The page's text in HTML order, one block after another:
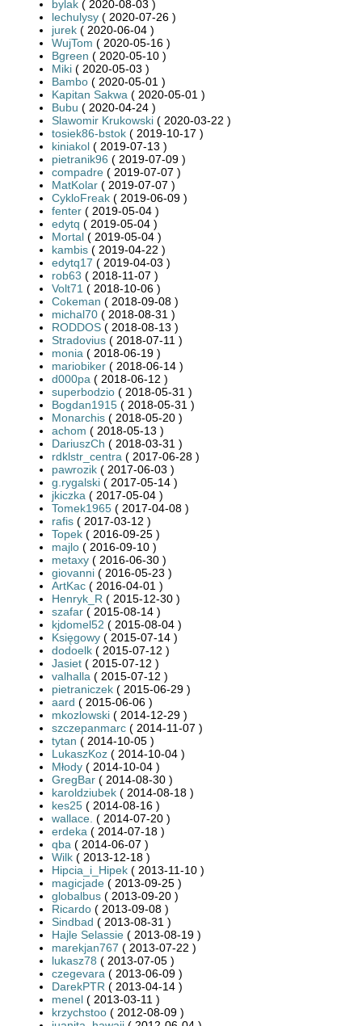
bylak ( 2020-08-03 )
lechulysy ( 2020-07-26 )
jurek ( 2020-06-04 )
WujTom ( 2020-05-16 )
Bgreen ( 2020-05-10 )
Miki ( 2020-05-03 )
Bambo ( 2020-05-01 )
Kapitan Sakwa ( 2020-05-01 )
Bubu ( 2020-04-24 )
Slawomir Krukowski ( 2020-03-22 )
tosiek86-bstok ( 2019-10-17 )
kiniakol ( 2019-07-13 )
pietranik96 ( 2019-07-09 )
compadre ( 2019-07-07 )
MatKolar ( 2019-07-07 )
CykloFreak ( 2019-06-09 )
fenter ( 2019-05-04 )
edytq ( 2019-05-04 )
Mortal ( 2019-05-04 )
kambis ( 2019-04-22 )
edytq17 ( 2019-04-03 )
rob63 ( 2018-11-07 )
Volt71 ( 2018-10-06 )
Cokeman ( 2018-09-08 )
michal70 ( 2018-08-31 )
RODDOS ( 2018-08-13 )
Stradovius ( 2018-07-11 )
monia ( 2018-06-19 )
mariobiker ( 2018-06-14 )
d000pa ( 2018-06-12 )
superbodzio ( 2018-05-31 )
Bogdan1915 ( 2018-05-31 )
Monarchis ( 2018-05-20 )
achom ( 2018-05-13 )
DariuszCh ( 2018-03-31 )
rdklstr_centra ( 2017-06-28 )
pawrozik ( 2017-06-03 )
g.rygalski ( 2017-05-14 )
jkiczka ( 2017-05-04 )
Tomek1965 ( 2017-04-08 )
rafis ( 2017-03-12 )
Topek ( 2016-09-25 )
majlo ( 2016-09-10 )
metaxy ( 2016-06-30 )
giovanni ( 2016-05-23 )
ArtKac ( 2016-04-01 )
Henryk_R ( 2015-12-30 )
szafar ( 2015-08-14 )
kjdomel52 ( 2015-08-04 )
Księgowy ( 2015-07-14 )
dodoelk ( 2015-07-12 )
Jasiet ( 2015-07-12 )
valhalla ( 2015-07-12 )
pietraniczek ( 2015-06-29 )
aard ( 2015-06-06 )
mkozlowski ( 2014-12-29 )
szczepanmarc ( 2014-11-07 )
tytan ( 2014-10-05 )
LukaszKoz ( 2014-10-04 )
Młody ( 2014-10-04 )
GregBar ( 2014-08-30 )
karoldziubek ( 2014-08-18 )
kes25 ( 2014-08-16 )
wallace. ( 2014-07-20 )
erdeka ( 2014-07-18 )
qba ( 2014-06-07 )
Wilk ( 2013-12-18 )
Hipcia_i_Hipek ( 2013-11-10 )
magicjade ( 2013-09-25 )
globalbus ( 2013-09-20 )
Ricardo ( 2013-09-08 )
Sindbad ( 2013-08-31 )
Hajle Selassie ( 2013-08-19 )
marekjan767 ( 2013-07-22 )
lukasz78 ( 2013-07-05 )
czegevara ( 2013-06-09 )
DarekPTR ( 2013-04-14 )
menel ( 2013-03-11 )
krzychstoo ( 2012-08-09 )